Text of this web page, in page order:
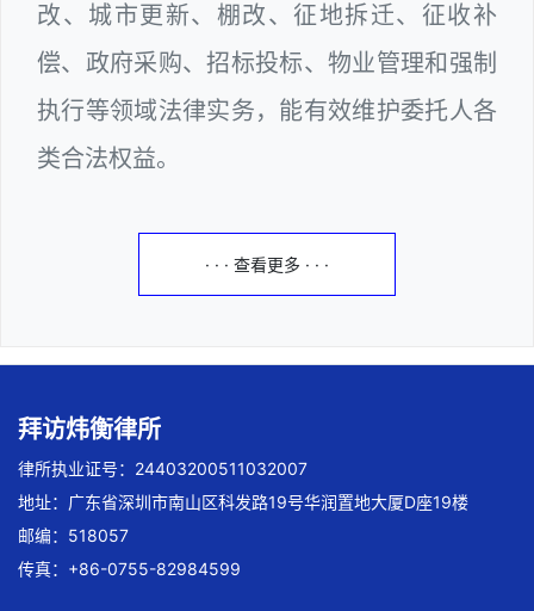
改、城市更新、棚改、征地拆迁、征收补
偿、政府采购、招标投标、物业管理和强制
执行等领域法律实务，能有效维护委托人各
类合法权益。
· · · 查看更多 · · ·
拜访炜衡律所
律所执业证号：24403200511032007
地址：广东省深圳市南山区科发路19号华润置地大厦D座19楼
邮编：518057
传真：+86-0755-82984599